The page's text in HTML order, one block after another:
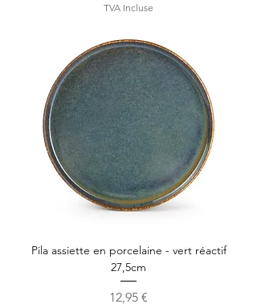
TVA Incluse
Pila assiette en porcelaine - vert réactif
27,5cm
Prix
12,95 €